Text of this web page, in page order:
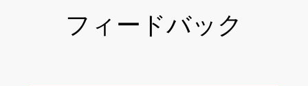
フィードバック